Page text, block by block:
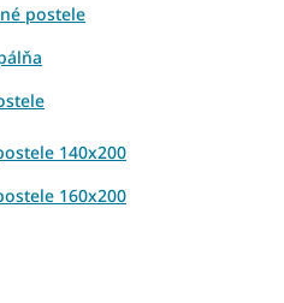
postele
140x200
160x200
úložným priestorom